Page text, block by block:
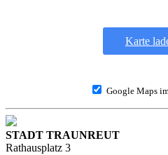
Karte
Google Maps
STADT TRAUNREUT
Rathausplatz 3